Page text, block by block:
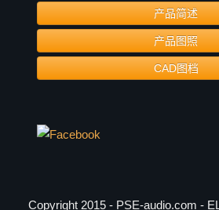
ELITE 602
ELITE 604
ELITE 802
ELITE 804
产品简述
产品图照
CAD图档
Copyright 2015 - PSE-audio.com -